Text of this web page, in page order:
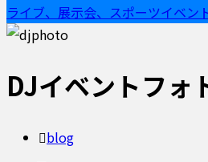
ライブ、展示会、スポーツイベン
DJイベントフォ
blog